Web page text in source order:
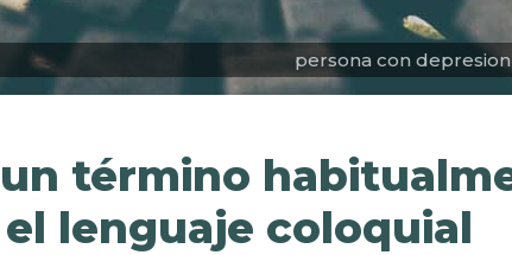
persona con depresion
término
lenguaje coloquial